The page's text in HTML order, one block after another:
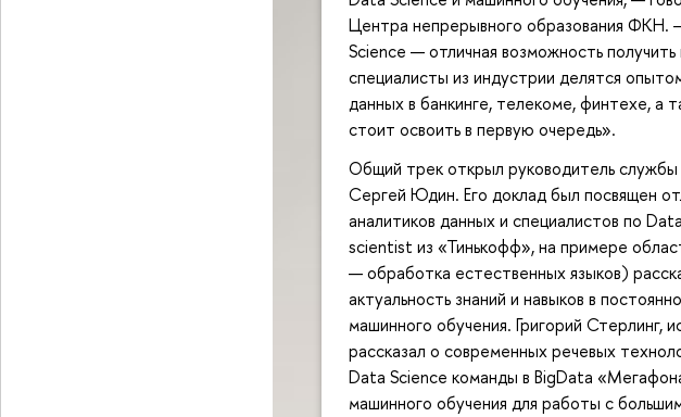
Центра непрерывного образования ФКН.
Science — отличная возможность
специалисты из индустрии делятся
данных в банкинге, телекоме, финтехе, а
стоит освоить в первую очередь».
Общий трек открыл руководитель
Сергей Юдин. Его доклад был посвящен
аналитиков данных и специалистов по
scientist из «Тинькофф», на примере
— обработка естественных языков)
актуальность знаний и навыков в
машинного обучения. Григорий Стерлинг,
рассказал о современных речевых
Data Science команды в BigData
машинного обучения для работы с